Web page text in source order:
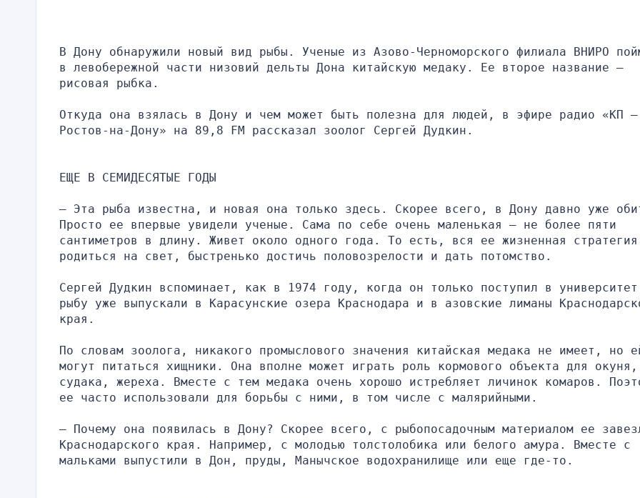
В Дону обнаружили новый вид рыбы. Ученые из Азово-Черноморского филиала ВНИРО
в левобережной части низовий дельты Дона китайскую медаку. Ее второе название —
рисовая рыбка.
Откуда она взялась в Дону и чем может быть полезна для людей, в эфире радио «КП —
Ростов-на-Дону» на 89,8 FM рассказал зоолог Сергей Дудкин.
ЕЩЕ В СЕМИДЕСЯТЫЕ ГОДЫ
— Эта рыба известна, и новая она только здесь. Скорее всего, в Дону давно уже
Просто ее впервые увидели ученые. Сама по себе очень маленькая — не более пяти
сантиметров в длину. Живет около одного года. То есть, вся ее жизненная
родиться на свет, быстренько достичь половозрелости и дать потомство.
Сергей Дудкин вспоминает, как в 1974 году, когда он только поступил в
рыбу уже выпускали в Карасунские озера Краснодара и в азовские лиманы
края.
По словам зоолога, никакого промыслового значения китайская медака не имеет, но
могут питаться хищники. Она вполне может играть роль кормового объекта для окуня,
судака, жереха. Вместе с тем медака очень хорошо истребляет личинок комаров.
ее часто использовали для борьбы с ними, в том числе с малярийными.
— Почему она появилась в Дону? Скорее всего, с рыбопосадочным материалом ее
Краснодарского края. Например, с молодью толстолобика или белого амура. Вместе с
мальками выпустили в Дон, пруды, Манычское водохранилище или еще где-то.